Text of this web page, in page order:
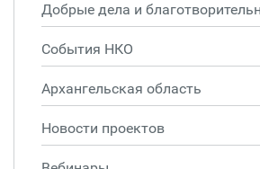
Добрые дела и
События НКО
Архангельская область
Новости проектов